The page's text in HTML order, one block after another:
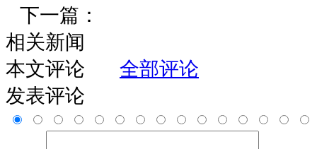
下一篇：
相关新闻
本文评论
全部评论
发表评论